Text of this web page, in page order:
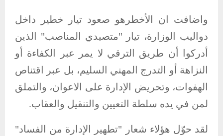
واضافت ان الأخطرهو صعود تيار خطير داخل
دواليب الوزارة، تيار "متصيدي المناصب" الذين
أدركوا أن طريق الترقي لا يمر عبر الكفاءة أو
النزاهة أو التدرج المهني السليم، بل عبر اقتناص
الهفوات، وتحريض الإدارة على الاعوان، والتملق
لمن في يده سلطة التعيين والتنقيل والعقاب.
لقد حوّل هؤلاء شعار "تطهير الإدارة من الفساد"